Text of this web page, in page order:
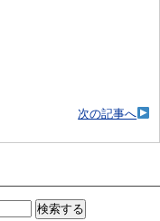
次の記事へ